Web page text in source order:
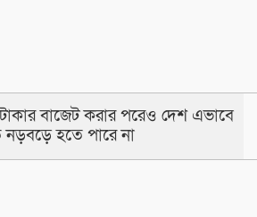
বাজেট করার পরেও দেশ এভাবে
হতে পারে না